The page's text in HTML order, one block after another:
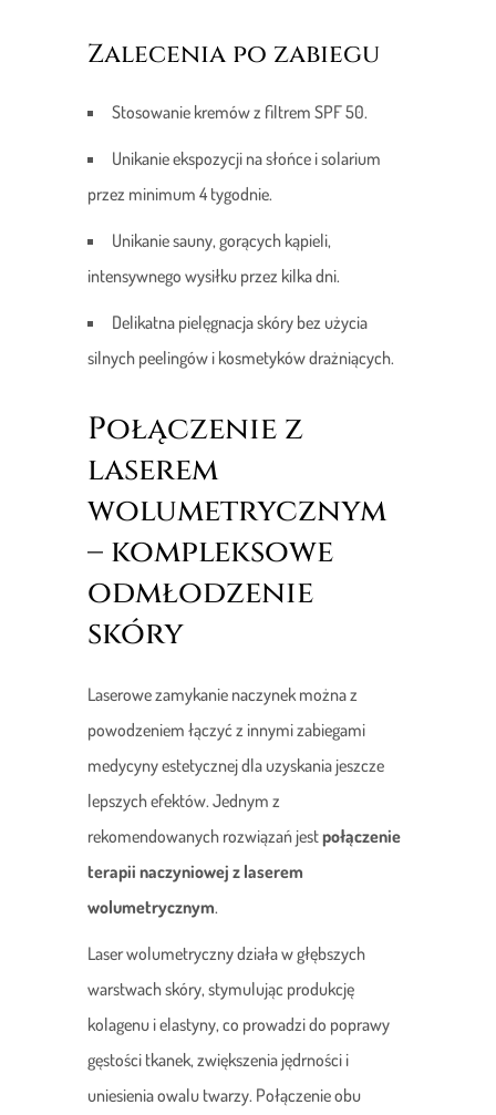
Zalecenia po zabiegu
Stosowanie kremów z filtrem SPF 50.
Unikanie ekspozycji na słońce i solarium
przez minimum 4 tygodnie.
Unikanie sauny, gorących kąpieli,
intensywnego wysiłku przez kilka dni.
Delikatna pielęgnacja skóry bez użycia
silnych peelingów i kosmetyków drażniących.
Połączenie z
laserem
wolumetrycznym
– kompleksowe
odmłodzenie
skóry
Laserowe zamykanie naczynek można z
powodzeniem łączyć z innymi zabiegami
medycyny estetycznej dla uzyskania jeszcze
lepszych efektów. Jednym z
rekomendowanych rozwiązań jestpołączenie
terapii naczyniowej z laserem
wolumetrycznym.
Laser wolumetryczny działa w głębszych
warstwach skóry, stymulując produkcję
kolagenu i elastyny, co prowadzi do poprawy
gęstości tkanek, zwiększenia jędrności i
uniesienia owalu twarzy. Połączenie obu